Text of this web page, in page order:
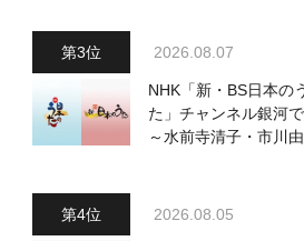
2026.08.07
NHK「新・BS日本の
た」チャンネル銀河
～水前寺清子・市川
2026.08.05